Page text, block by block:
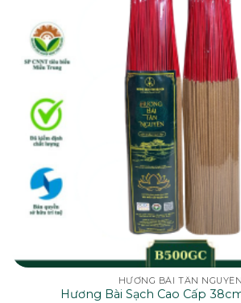
HƯƠNG BÀI TÂN NGUYÊN
Hương Bài Sạch Cao Cấp